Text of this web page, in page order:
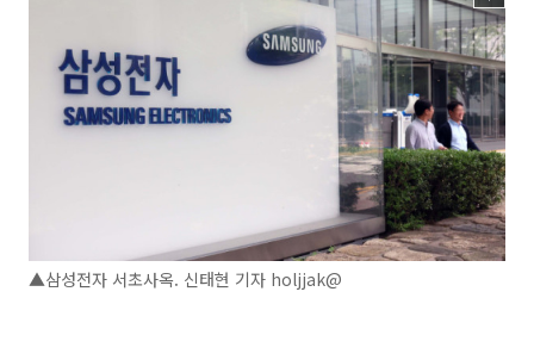
▲삼성전자 서초사옥. 신태현 기자 holjjak@